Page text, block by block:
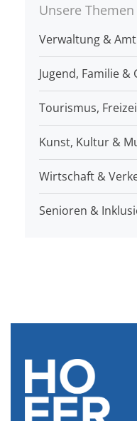
Unsere Themen
Verwaltung &
Jugend, Familie
Tourismus,
Kunst, Kultur &
Wirtschaft &
Senioren &